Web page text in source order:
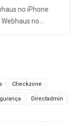
Checkzone
Directadmin
no iPhone
no...